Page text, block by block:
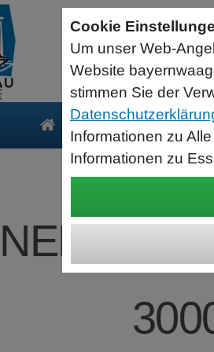
Produkte
MA35
zur schnellen und
der Materialfeuchte flüssiger, pastöser
mit dem Verfahren der Thermogravimetrie.
1 mg
Cookie
Um unser Web-
Website
stimmen Sie der
Informationen zu
Informationen zu